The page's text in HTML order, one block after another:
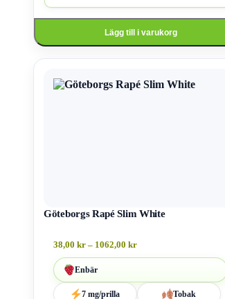
Lägg till i varukorg
Göteborgs Rapé Slim White
38,00 kr – 1062,00 kr
Enbär
7 mg/prilla Tobak